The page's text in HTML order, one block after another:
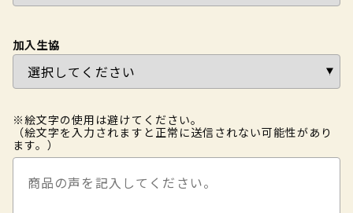
加入生協
※絵文字の使用は避けてください。
（絵文字を入力されますと正常に送信されない可能性があり
ます。）